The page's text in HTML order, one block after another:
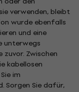
verwenden, bleibt
wurde ebenfalls
und eine
unterwegs
Zwischen
kabellosen
im
Sorgen Sie dafür,